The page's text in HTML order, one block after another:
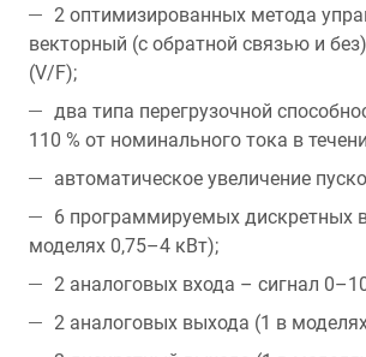
2 оптимизированных метода
векторный (с обратной связью и
(V/F);
два типа перегрузочной
110 % от номинального тока в
автоматическое увеличение
6 программируемых дискретных
моделях 0,75–4 кВт);
2 аналоговых входа – сигнал
2 аналоговых выхода (1 в